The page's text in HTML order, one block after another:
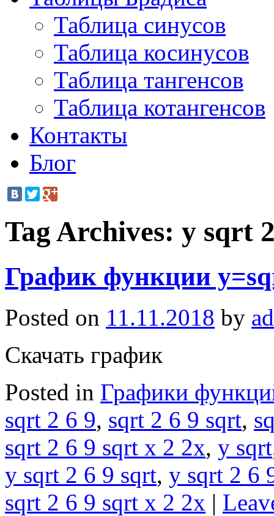
Таблица синусов
Таблица косинусов
Таблица тангенсов
Таблица котангенсов
Контакты
Блог
Tag Archives: y sqrt
График функции
Posted on 11.11.2018 by
Скачать график
Posted in Графики
sqrt 2 6 9, sqrt 2 6 9 sqrt,
sqrt 2 6 9 sqrt x 2 2x, y sqrt
y sqrt 2 6 9 sqrt, y sqrt 2 6
sqrt 2 6 9 sqrt x 2 2x |